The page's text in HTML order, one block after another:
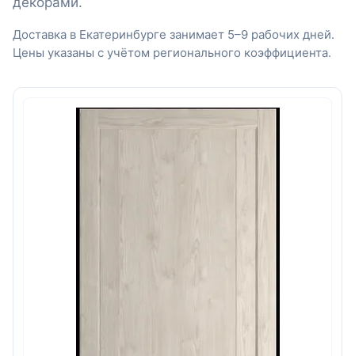
Доставка в Екатеринбурге занимает 5–9 рабочих дней.
Цены указаны с учётом регионального коэффициента.